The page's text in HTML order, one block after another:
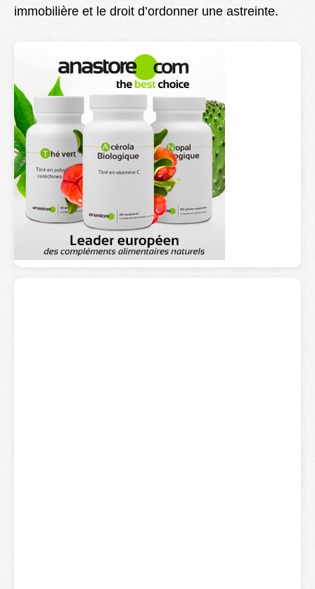
immobilière et le droit d’ordonner une astreinte.